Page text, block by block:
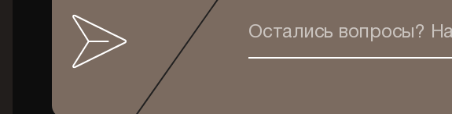
Остались вопросы?